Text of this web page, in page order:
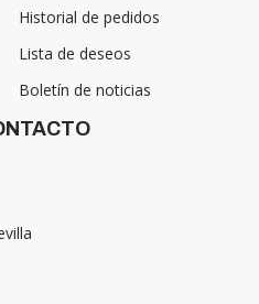
Historial de pedidos
Lista de deseos
Boletín de noticias